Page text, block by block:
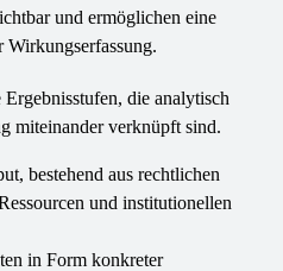
und ermöglichen eine
Wirkungserfassung.
die analytisch
miteinander verknüpft sind.
bestehend aus rechtlichen
und institutionellen
in Form konkreter